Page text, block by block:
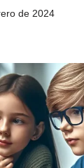
de 2024